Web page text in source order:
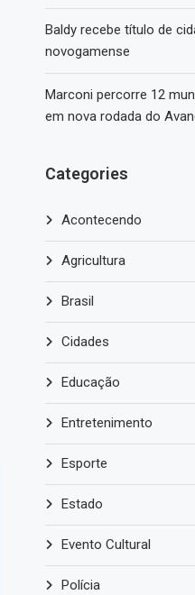
Baldy recebe título de
novogamense
Marconi percorre 12
em nova rodada do
Categories
Acontecendo
Agricultura
Brasil
Cidades
Educação
Entretenimento
Esporte
Estado
Evento Cultural
Polícia